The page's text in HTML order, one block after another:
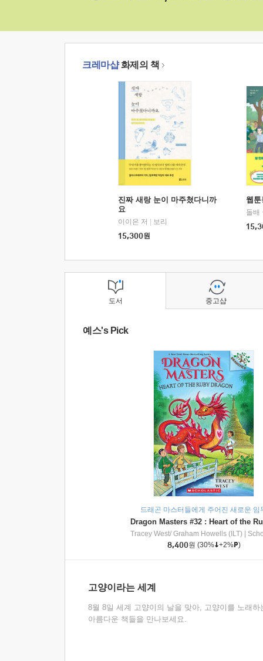
크레마샵화제의 책
진짜 새랑 눈이 마주쳤다니까
요
이이은 저
보리
15,300원
웹
돌배
도서
예스's Pick
드래곤 마스터들에게 주어진 새로운 임
Tracey West/ Graham Howells (ILT)
8,400원 (30% +2% )
고양이라는 세계
8월 8일 세계 고양이의 날을 맞아, 고양이를 노래하
아름다운 책들을 만나보세요.
중고샵